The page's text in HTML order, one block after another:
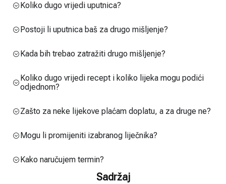
Koliko dugo vrijedi uputnica?
Postoji li uputnica baš za drugo mišljenje?
Kada bih trebao zatražiti drugo mišljenje?
Koliko dugo vrijedi recept i koliko lijeka mogu podići
odjednom?
Zašto za neke lijekove plaćam doplatu, a za druge ne?
Mogu li promijeniti izabranog liječnika?
Kako naručujem termin?
Sadržaj